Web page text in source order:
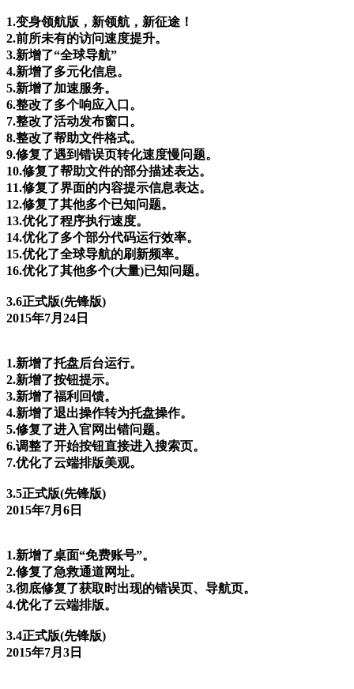
1.变身领航版，新领航，新征途！
2.前所未有的访问速度提升。
3.新增了“全球导航”
4.新增了多元化信息。
5.新增了加速服务。
6.整改了多个响应入口。
7.整改了活动发布窗口。
8.整改了帮助文件格式。
9.修复了遇到错误页转化速度慢问题。
10.修复了帮助文件的部分描述表达。
11.修复了界面的内容提示信息表达。
12.修复了其他多个已知问题。
13.优化了程序执行速度。
14.优化了多个部分代码运行效率。
15.优化了全球导航的刷新频率。
16.优化了其他多个(大量)已知问题。
3.6正式版(先锋版)
2015年7月24日
1.新增了托盘后台运行。
2.新增了按钮提示。
3.新增了福利回馈。
4.新增了退出操作转为托盘操作。
5.修复了进入官网出错问题。
6.调整了开始按钮直接进入搜索页。
7.优化了云端排版美观。
3.5正式版(先锋版)
2015年7月6日
1.新增了桌面“免费账号”。
2.修复了急救通道网址。
3.彻底修复了获取时出现的错误页、导航页。
4.优化了云端排版。
3.4正式版(先锋版)
2015年7月3日